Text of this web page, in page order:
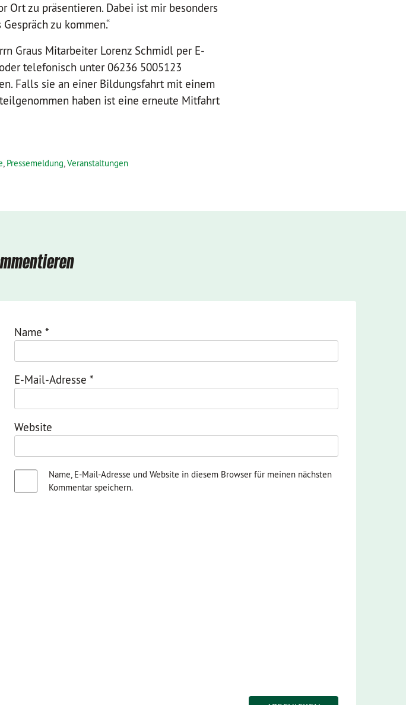
Ort zu präsentieren. Dabei ist mir besonders
zu kommen.“
Graus Mitarbeiter Lorenz Schmidl per E-
oder telefonisch unter 06236 5005123
Falls sie an einer Bildungsfahrt mit einem
haben ist eine erneute Mitfahrt
, Pressemeldung,Veranstaltungen
Name *
E-Mail-Adresse *
Website
Name, E-Mail-Adresse und Website in diesem Browser für meinen nächsten
Kommentar speichern.